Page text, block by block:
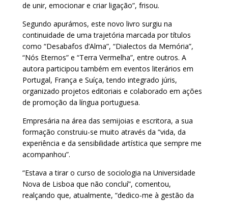
de unir, emocionar e criar ligação”, frisou.
Segundo apurámos, este novo livro surgiu na
continuidade de uma trajetória marcada por títulos
como “Desabafos d’Alma”, “Dialectos da Memória”,
“Nós Eternos” e “Terra Vermelha”, entre outros. A
autora participou também em eventos literários em
Portugal, França e Suíça, tendo integrado júris,
organizado projetos editoriais e colaborado em ações
de promoção da língua portuguesa.
Empresária na área das semijoias e escritora, a sua
formação construiu-se muito através da “vida, da
experiência e da sensibilidade artística que sempre me
acompanhou”.
“Estava a tirar o curso de sociologia na Universidade
Nova de Lisboa que não concluí”, comentou,
realçando que, atualmente, “dedico-me à gestão da